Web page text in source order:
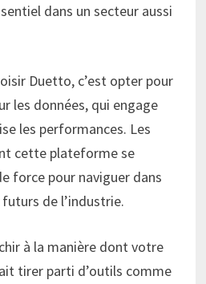
dans un secteur aussi
Duetto, c’est opter pour
les données, qui engage
les performances. Les
cette plateforme se
force pour naviguer dans
de l’industrie.
à la manière dont votre
tirer parti d’outils comme